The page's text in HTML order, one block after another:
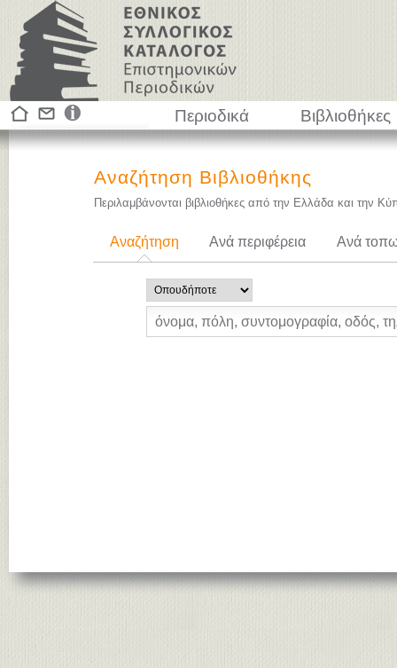
Περιοδικά Βιβλιοθήκες
Αναζήτηση Βιβλιοθήκης
Περιλαμβάνονται βιβλιοθήκες από την Ελλάδα και την
Αναζήτηση Ανά περιφέρεια Ανά